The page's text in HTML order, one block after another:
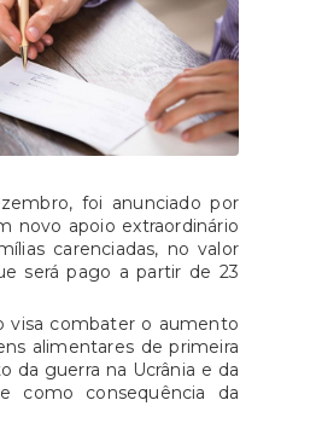
foi anunciado por
novo apoio extraordinário
carenciadas, no valor
será pago a partir de 23
visa combater o aumento
alimentares de primeira
da guerra na Ucrânia e da
como consequência da